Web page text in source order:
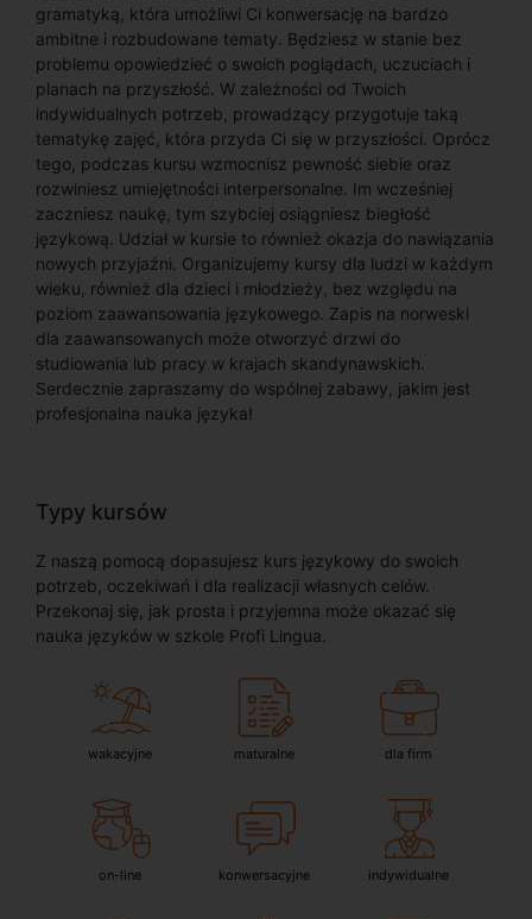
gramatyką, która umożliwi Ci konwersację na bardzo
ambitne i rozbudowane tematy. Będziesz w stanie bez
problemu opowiedzieć o swoich poglądach, uczuciach i
planach na przyszłość. W zależności od Twoich
indywidualnych potrzeb, prowadzący przygotuje taką
tematykę zajęć, która przyda Ci się w przyszłości. Oprócz
tego, podczas kursu wzmocnisz pewność siebie oraz
rozwiniesz umiejętności interpersonalne. Im wcześniej
zaczniesz naukę, tym szybciej osiągniesz biegłość
językową. Udział w kursie to również okazja do nawiązania
nowych przyjaźni. Organizujemy kursy dla ludzi w każdym
wieku, również dla dzieci i młodzieży, bez względu na
poziom zaawansowania językowego. Zapis na norweski
dla zaawansowanych może otworzyć drzwi do
studiowania lub pracy w krajach skandynawskich.
Serdecznie zapraszamy do wspólnej zabawy, jakim jest
profesjonalna nauka języka!
Typy kursów
Z naszą pomocą dopasujesz kurs językowy do swoich
potrzeb, oczekiwań i dla realizacji własnych celów.
Przekonaj się, jak prosta i przyjemna może okazać się
nauka języków w szkole Profi Lingua.
wakacyjne maturalne dla firm
on-line konwersacyjne indywidualne